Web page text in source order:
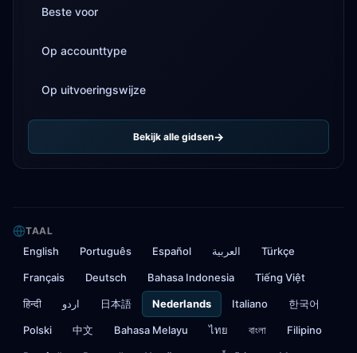
Beste voor
Op accounttype
Op uitvoeringswijze
Bekijk alle gidsen
TAAL
English Português Español العربية Türkçe
Français Deutsch Bahasa Indonesia Tiếng Việt
हिन्दी اردو 日本語 Nederlands Italiano 한국어
Polski 中文 Bahasa Melayu ไทย বাংলা Filipino